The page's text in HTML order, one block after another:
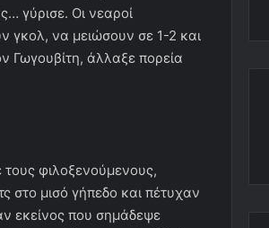
γύρισε. Οι νεαροί
γκολ, να μειώσουν σε 1-2 και
Γωγουβίτη, άλλαξε πορεία
φιλοξενούμενους,
στο μισό γήπεδο και πέτυχαν
εκείνος που σημάδεψε